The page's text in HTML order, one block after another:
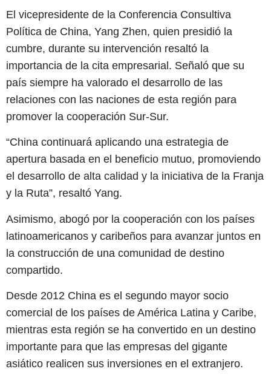
El vicepresidente de la Conferencia Consultiva
Política de China, Yang Zhen, quien presidió la
cumbre, durante su intervención resaltó la
importancia de la cita empresarial. Señaló que su
país siempre ha valorado el desarrollo de las
relaciones con las naciones de esta región para
promover la cooperación Sur-Sur.
“China continuará aplicando una estrategia de
apertura basada en el beneficio mutuo, promoviendo
el desarrollo de alta calidad y la iniciativa de la Franja
y la Ruta”, resaltó Yang.
Asimismo, abogó por la cooperación con los países
latinoamericanos y caribeños para avanzar juntos en
la construcción de una comunidad de destino
compartido.
Desde 2012 China es el segundo mayor socio
comercial de los países de América Latina y Caribe,
mientras esta región se ha convertido en un destino
importante para que las empresas del gigante
asiático realicen sus inversiones en el extranjero.